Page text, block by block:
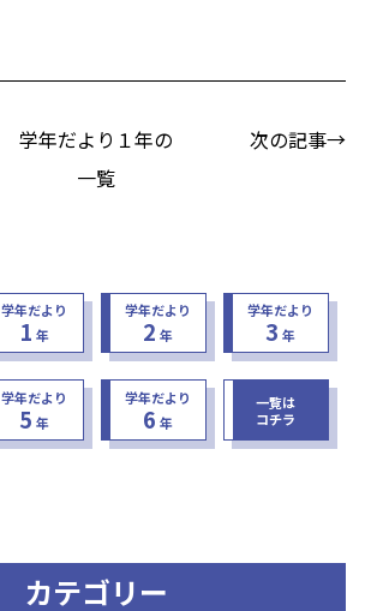
学年だより１年の
一覧
次の記事→
学年だより
1 年
学年だより
2 年
学年だより
3 年
学年だより
5 年
学年だより
6 年
一覧は
コチラ
カテゴリー